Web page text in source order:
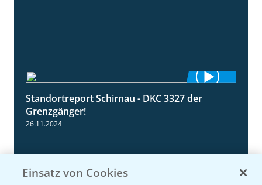
4:19
Standortreport Schirnau - DKC 3327 der
Grenzgänger!
26.11.2024
Einsatz von Cookies